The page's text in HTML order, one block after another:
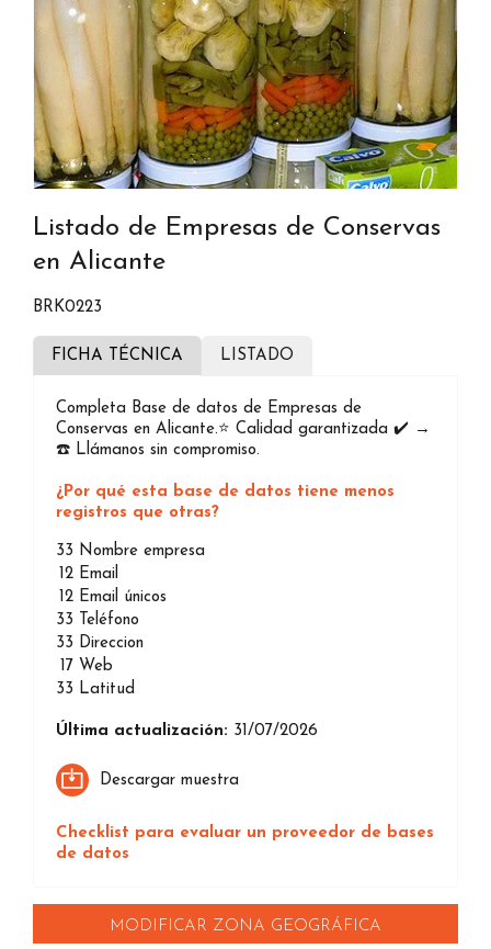
Listado de Empresas de Conservas
en Alicante
BRK0223
FICHA TÉCNICA LISTADO
Completa Base de datos de Empresas de
Conservas en Alicante.⭐️ Calidad garantizada ✔️ →
☎️ Llámanos sin compromiso.
¿Por qué esta base de datos tiene menos
registros que otras?
33 Nombre empresa
12 Email
12 Email únicos
33
Teléfono
33 Direccion
17 Web
33 Latitud
Última actualización: 31/07/2026
Descargar muestra
Checklist para evaluar un proveedor de bases
de datos
MODIFICAR ZONA GEOGRÁFICA